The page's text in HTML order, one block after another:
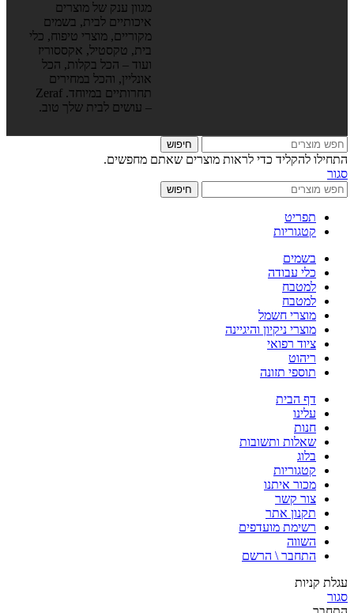
מגוון ענק של מוצרים
איכותיים לבית, בשמים
מקוריים, מוצרי טיפוח, כלי
בית, טקסטיל, אקססוריז
ועוד – הכל בקלות, הכל
אונליין, והכל במחירים
תחרותיים במיוחד. Zeraf
– עושים לבית שלך טוב.
חיפוש
התחילו להקליד כדי לראות מוצרים שאתם מחפשים.
סגור
חיפוש
תפריט
קטגוריות
בשמים
כלי עבודה
למטבח
למטבח
מוצרי חשמל
מוצרי ניקיון והיגיינה
ציוד רפואי
ריהוט
תוספי תזונה
דף הבית
עלינו
חנות
שאלות ותשובות
בלוג
קטגוריות
מכור איתנו
צור קשר
תקנון אתר
רשימת מועדפים
השווה
התחבר \ הרשם
עגלת קניות
סגור